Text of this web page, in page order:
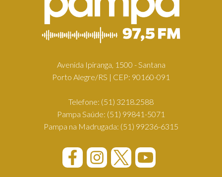
Avenida Ipiranga, 1500 - Santana
Porto Alegre/RS | CEP: 90160-091
Telefone: (51) 3218.2588
Pampa Saúde: (51) 99841-5071
Pampa na Madrugada: (51) 99236-6315